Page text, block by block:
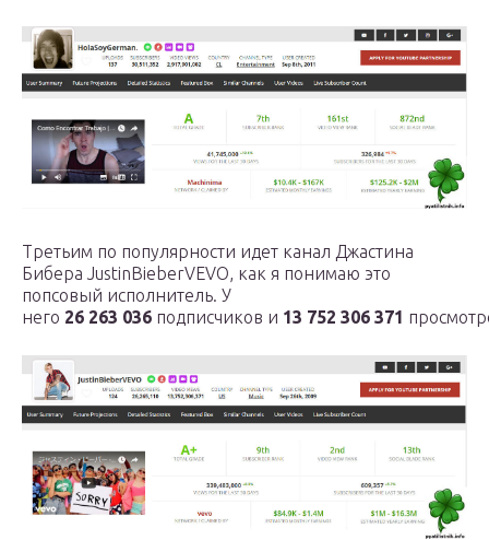
Третьим по популярности идет канал Джастина
Бибера JustinBieberVEVO, как я понимаю это
попсовый исполнитель. У
него 26 263 036 подписчиков и 13 752 306 371